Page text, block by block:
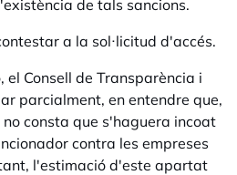
de tals sancions.
a la sol·licitud d'accés.
Consell de Transparència i
parcialment, en entendre que,
consta que s'haguera incoat
contra les empreses
l'estimació d'este apartat